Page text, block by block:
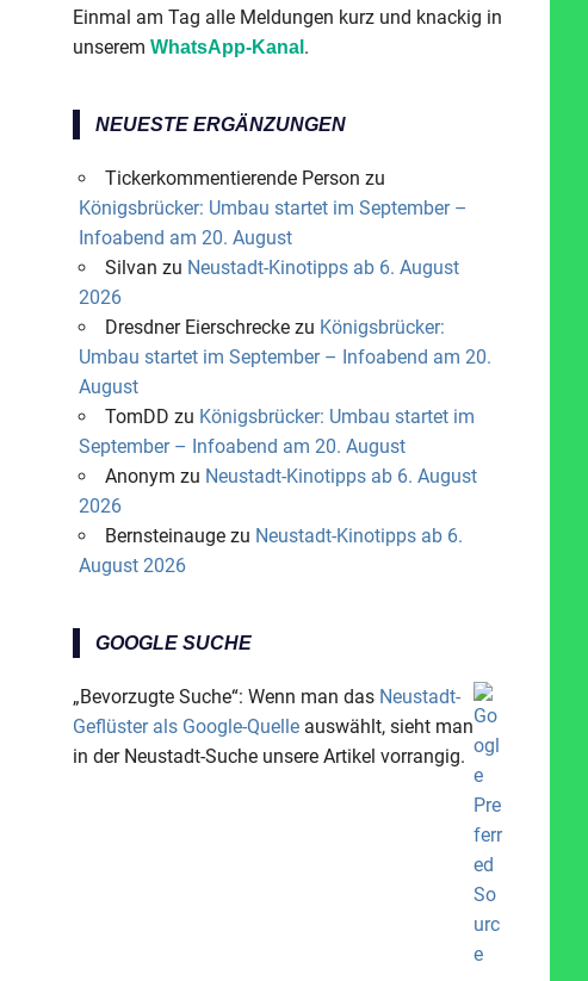
Einmal am Tag alle Meldungen kurz und knackig in
unserem WhatsApp-Kanal .
NEUESTE ERGÄNZUNGEN
Tickerkommentierende Person zu
Königsbrücker: Umbau startet im September –
Infoabend am 20. August
Silvan zu Neustadt-Kinotipps ab 6. August
2026
Dresdner Eierschreckezu Königsbrücker:
Umbau startet im September – Infoabend am 20.
August
TomDD zu Königsbrücker: Umbau startet im
September – Infoabend am 20. August
Anonym zu Neustadt-Kinotipps ab 6. August
2026
Bernsteinaugezu Neustadt-Kinotipps ab 6.
August 2026
GOOGLE SUCHE
„Bevorzugte Suche“: Wenn man das Neustadt-
Geflüster als Google-Quelle auswählt, sieht man
in der Neustadt-Suche unsere Artikel vorrangig.